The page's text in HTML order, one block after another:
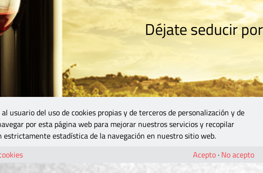
Déjate seducir
usuario del uso de cookies propias y de terceros de personalización y de
por esta página web para mejorar nuestros servicios y recopilar
estrictamente estadística de la navegación en nuestro sitio web.
Acepto · No acepto